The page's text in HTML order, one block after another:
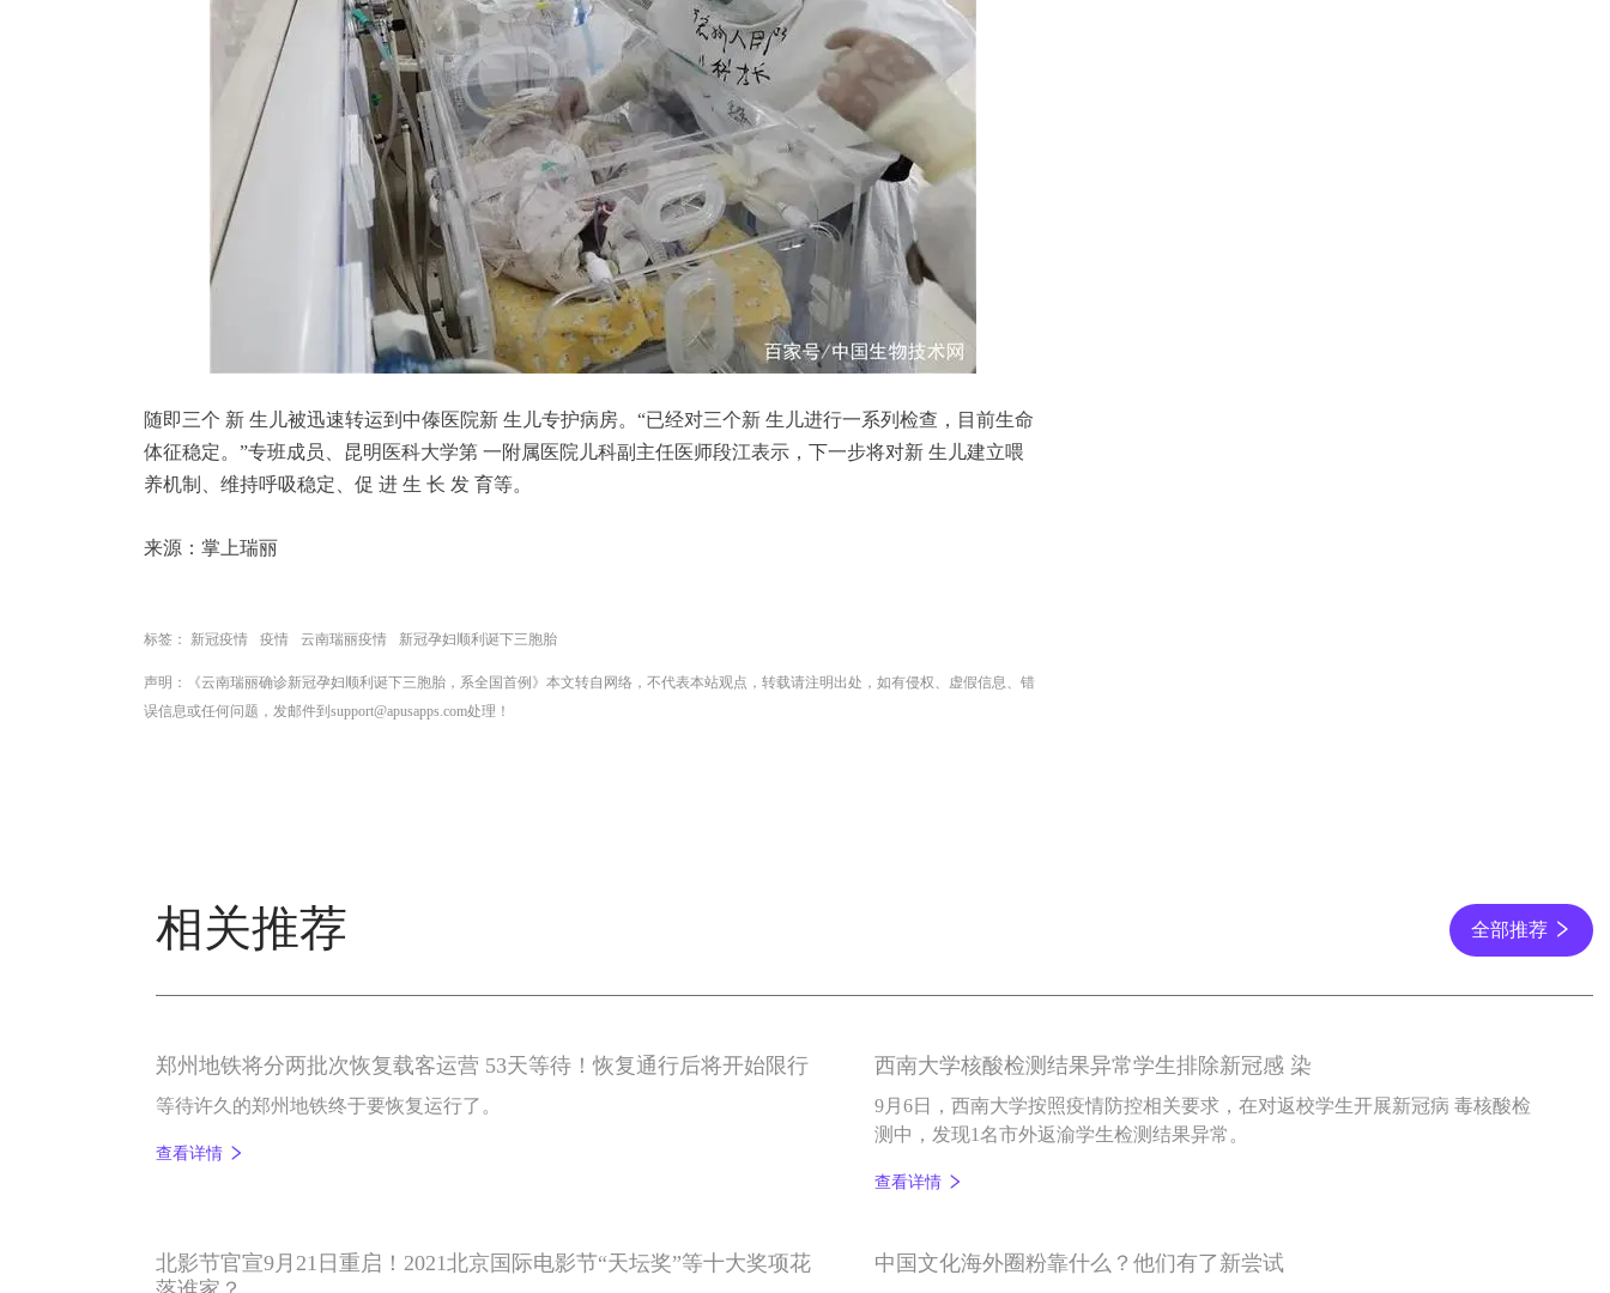
随即三个 新 生儿被迅速转运到中傣医院新 生儿专护病房。“已经对三个新 生儿进行一系列检查，目前生命
体征稳定。”专班成员、昆明医科大学第 一附属医院儿科副主任医师段江表示，下一步将对新 生儿建立喂
养机制、维持呼吸稳定、促 进 生 长 发 育等。
来源：掌上瑞丽
标签： 新冠疫情 疫情 云南瑞丽疫情 新冠孕妇顺利诞下三胞胎
声明：《云南瑞丽确诊新冠孕妇顺利诞下三胞胎，系全国首例》本文转自网络，不代表本站观点，转载请注明出处，如有侵权、虚假信息、错
误信息或任何问题，发邮件到support@apusapps.com处理！
相关推荐 全部推荐
郑州地铁将分两批次恢复载客运营 53天等待！恢复通行后将开始限行
等待许久的郑州地铁终于要恢复运行了。
查看详情
西南大学核酸检测结果异常学生排除新冠感 染
9月6日，西南大学按照疫情防控相关要求，在对返校学生开展新冠病 毒核酸检
测中，发现1名市外返渝学生检测结果异常。
查看详情
北影节官宣9月21日重启！2021北京国际电影节“天坛奖”等十大奖项花
中国文化海外圈粉靠什么？他们有了新尝试